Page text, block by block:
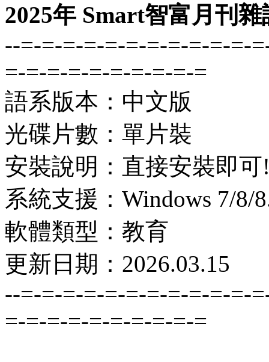
2025年 Smart智富月刊
--=-=-=-=-=-=-=-=-=-=-=-
=-=-=-=-=-=-=-=-=-=
語系版本：中文版
光碟片數：單片裝
安裝說明：直接安裝即可
系統支援：Windows 7/8/
軟體類型：教育
更新日期：2026.03.15
--=-=-=-=-=-=-=-=-=-=-=-
=-=-=-=-=-=-=-=-=-=